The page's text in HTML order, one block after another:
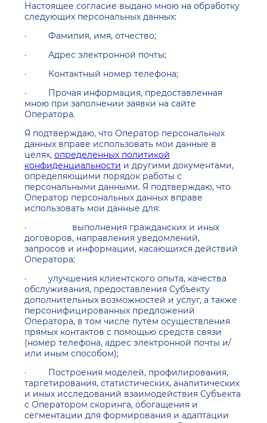
Настоящее согласие выдано мною на обработку
следующих персональных данных:
· Фамилия, имя, отчество;
· Адрес электронной почты;
· Контактный номер телефона;
· Прочая информация, предоставленная
мною при заполнении заявки на сайте
Оператора.
Я подтверждаю, что Оператор персональных
данных вправе использовать мои данные в
целях, определенных политикой
конфиденциальности и другими документами,
определяющими порядок работы с
персональными данными. Я подтверждаю, что
Оператор персональных данных вправе
использовать мои данные для:
· выполнения гражданских и иных
договоров, направления уведомлений,
запросов и информации, касающихся действий
Оператора;
· улучшения клиентского опыта, качества
обслуживания, предоставления Субъекту
дополнительных возможностей и услуг, а также
персонифицированных предложений
Оператора, в том числе путем осуществления
прямых контактов с помощью средств связи
(номер телефона, адрес электронной почты и/
или иным способом);
· Построения моделей, профилирования,
таргетирования, статистических, аналитических
и иных исследований взаимодействия Субъекта
с Оператором скоринга, обогащения и
сегментации для формирования и адаптации